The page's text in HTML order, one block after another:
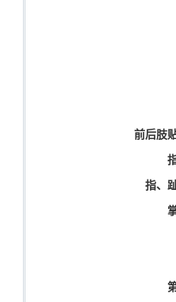
前后肢
指、